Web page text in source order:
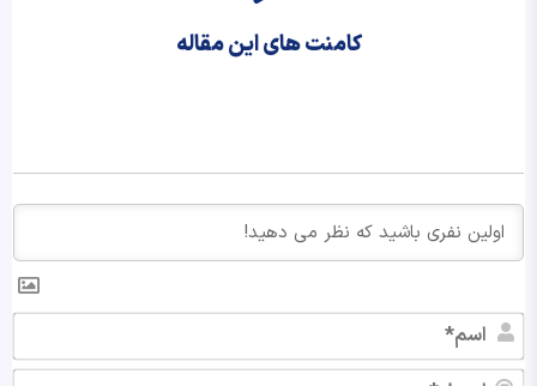
کامنت های این مقاله